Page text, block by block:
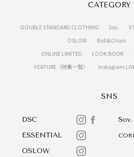
CATEGORY
DOUBLE STANDARD CLOTHING Sov.
OSLOW
Ball&Chain
ONLINE LIMITED
LOOK BOOK
FEATURE（特集一覧）
Instagram
SNS
DSC
Sov.
ESSENTIAL
OSLOW